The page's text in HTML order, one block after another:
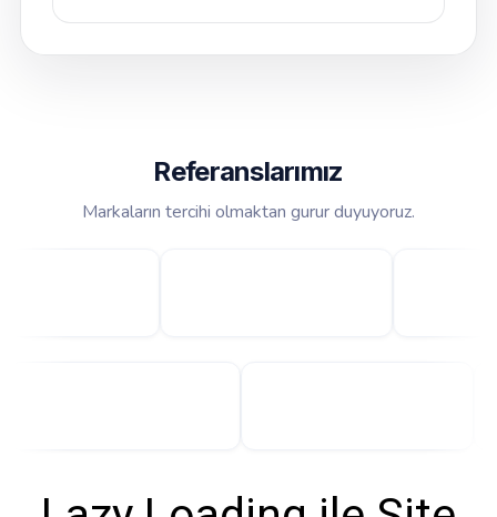
Referanslarımız
Markaların tercihi olmaktan gurur duyuyoruz.